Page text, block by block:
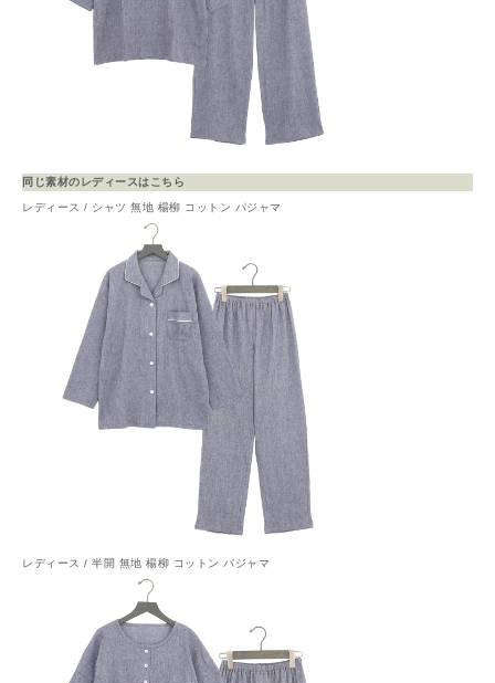
同じ素材のレディースはこちら
レディース / シャツ 無地 楊柳 コットン パジャマ
レディース / 半開 無地 楊柳 コットン パジャマ